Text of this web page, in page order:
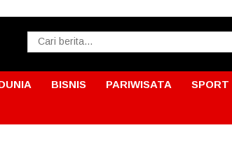
BISNIS PARIWISATA SPORT